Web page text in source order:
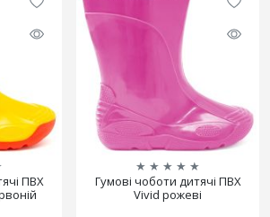
ПВХ
★ ★ ★ ★ ★
Гумові чоботи дитячі ПВХ
Vivid рожеві